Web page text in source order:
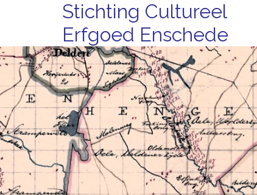
Stichting Cultureel
Erfgoed Enschede